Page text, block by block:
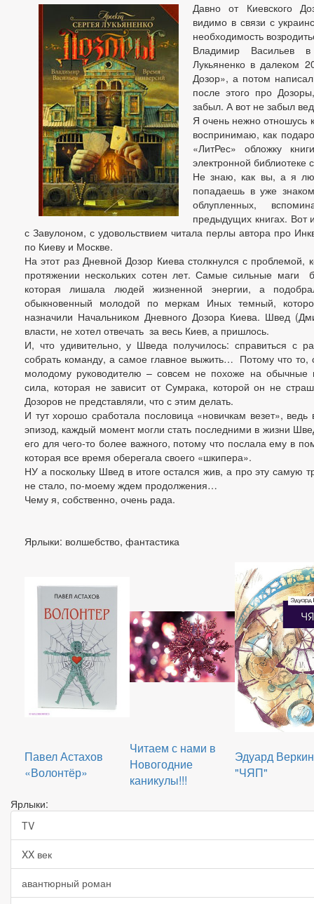
Давно от Киевского
видимо в связи с
необходимость
Владимир Васильев
Лукьяненко в далеком
Дозор», а потом
после этого про
забыл. А вот не забыл
Я очень нежно отношусь
воспринимаю, как
«ЛитРес» обложку
электронной библиотеке
Не знаю, как вы, а я
попадаешь в уже
облупленных,
предыдущих книгах. Вот
с Завулоном, с удовольствием читала перлы автора про
по Киеву и Москве.
На этот раз Дневной Дозор Киева столкнулся с проблемой,
протяжении нескольких сотен лет. Самые сильные маги
которая лишала людей жизненной энергии, а
обыкновенный молодой по меркам Иных темный,
назначили Начальником Дневного Дозора Киева. Швед
власти, не хотел отвечать за весь Киев, а пришлось.
И, что удивительно, у Шведа получилось: справиться с
собрать команду, а самое главное выжить… Потому что то,
молодому руководителю – совсем не похоже на обычные
сила, которая не зависит от Сумрака, которой он не
Дозоров не представляли, что с этим делать.
И тут хорошо сработала пословица «новичкам везет»,
эпизод, каждый момент могли стать последними в жизни
его для чего-то более важного, потому что послала ему в
которая все время оберегала своего «шкипера».
НУ а поскольку Швед в итоге остался жив, а про эту самую
не стало, по-моему ждем продолжения…
Чему я, собственно, очень рада.
Ярлыки: волшебство, фантастика
Павел Астахов
«Волонтёр»
Читаем с нами в
Новогодние
каникулы!!!
Эдуард Веркин
"ЧЯП"
Ярлыки:
TV
XX век
авантюрный роман